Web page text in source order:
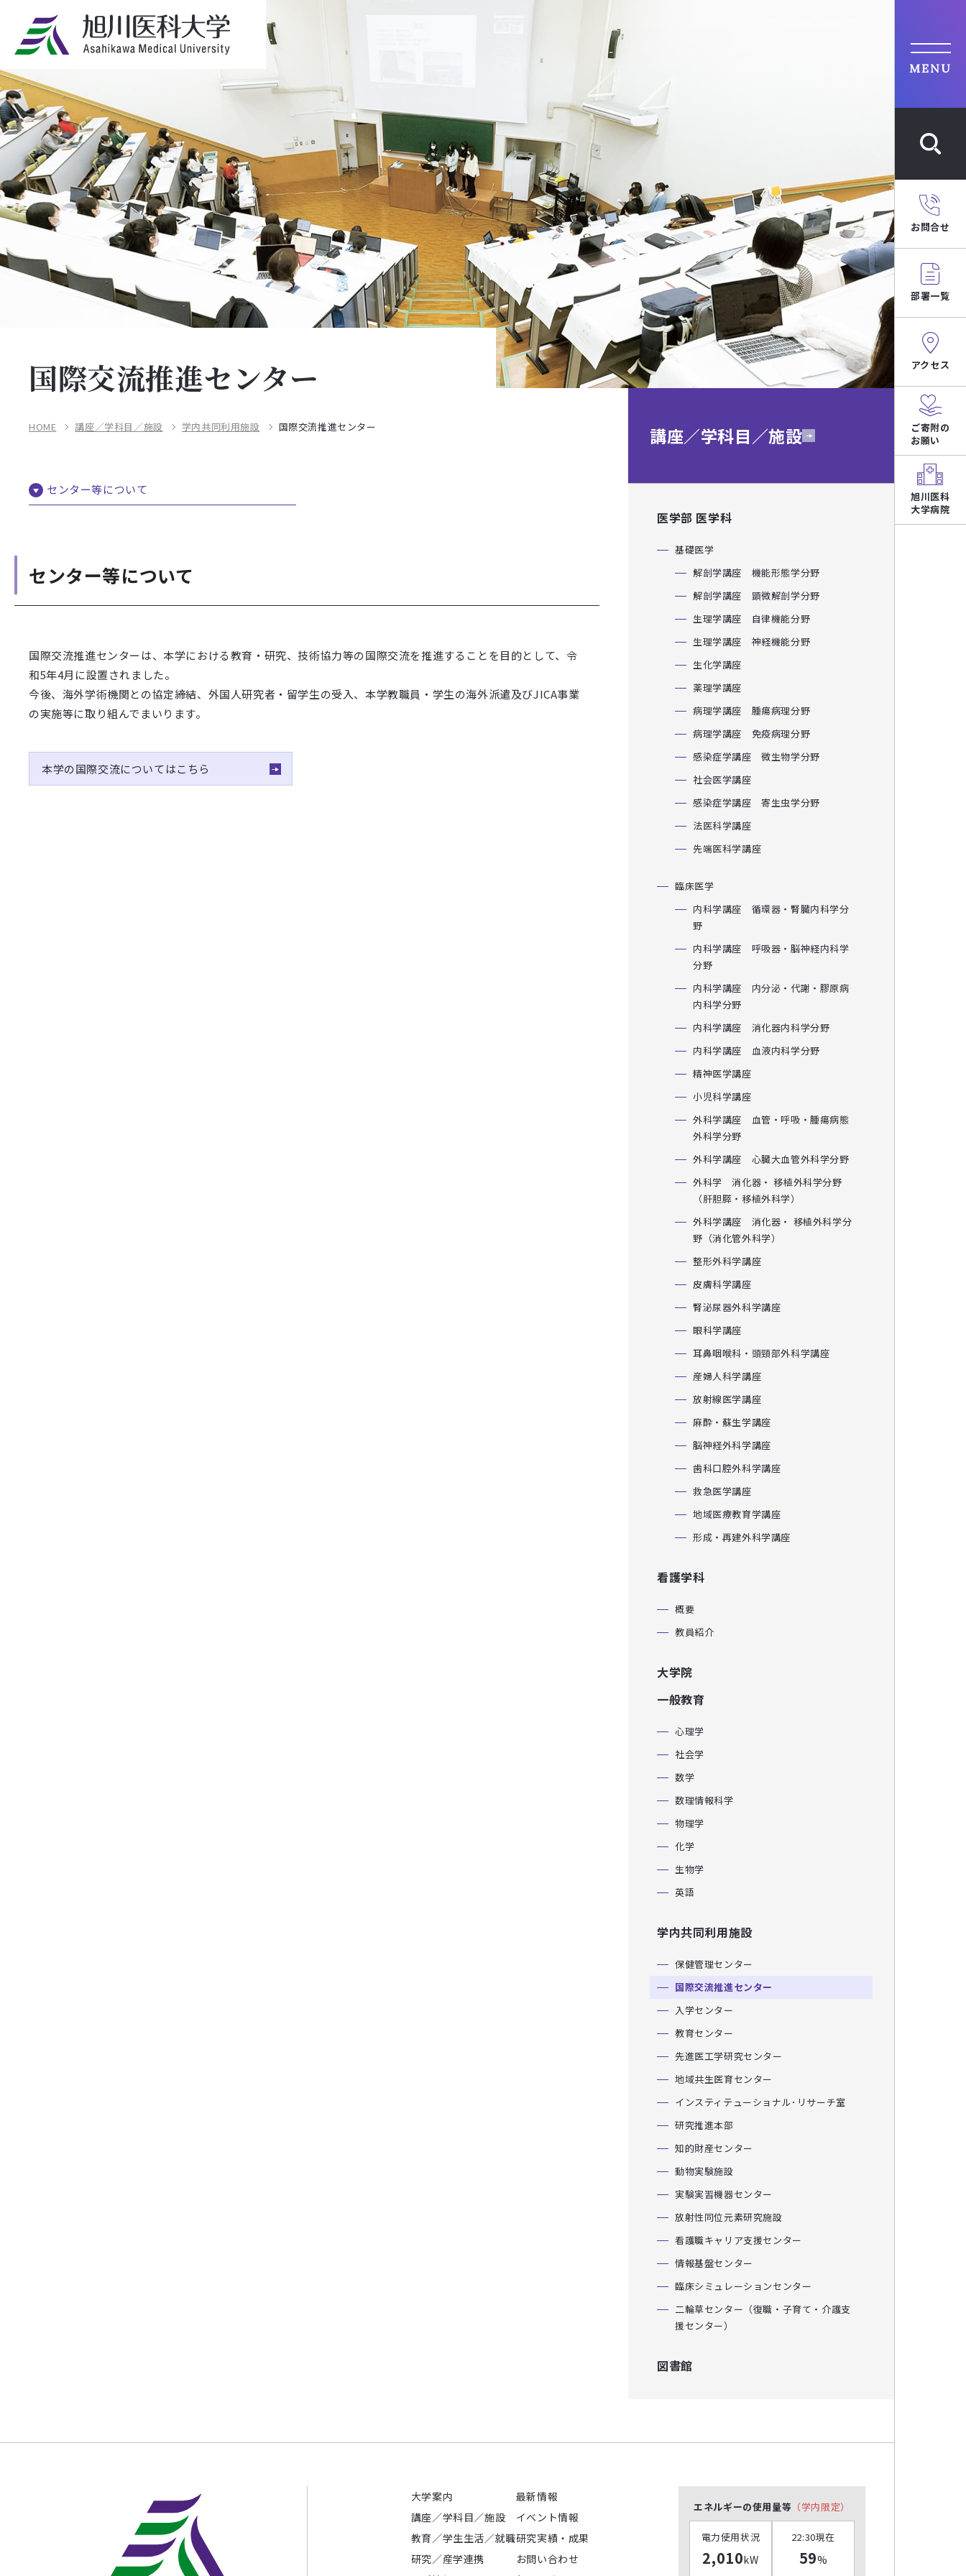
MENU
お問合せ
部署一覧
アクセス
ご寄附の
お願い
旭川医科
大学病院
国際交流推進センター
HOME 講座／学科目／施設 学内共同利用施設 国際交流推進センター
センター等について
センター等について
国際交流推進センターは、本学における教育・研究、技術協力等の国際交流を推進することを目的として、令
和5年4月に設置されました。
今後、海外学術機関との協定締結、外国人研究者・留学生の受入、本学教職員・学生の海外派遣及びJICA事業
の実施等に取り組んでまいります。
本学の国際交流についてはこちら
講座／学科目／施設
医学部 医学科
基礎医学
解剖学講座 機能形態学分野
解剖学講座 顕微解剖学分野
生理学講座 自律機能分野
生理学講座 神経機能分野
生化学講座
薬理学講座
病理学講座 腫瘍病理分野
病理学講座 免疫病理分野
感染症学講座 微生物学分野
社会医学講座
感染症学講座 寄生虫学分野
法医科学講座
先端医科学講座
臨床医学
内科学講座 循環器・腎臓内科学分
野
内科学講座 呼吸器・脳神経内科学
分野
内科学講座 内分泌・代謝・膠原病
内科学分野
内科学講座 消化器内科学分野
内科学講座 血液内科学分野
精神医学講座
小児科学講座
外科学講座 血管・呼吸・腫瘍病態
外科学分野
外科学講座 心臓大血管外科学分野
外科学 消化器・ 移植外科学分野
（肝胆膵・移植外科学）
外科学講座 消化器・ 移植外科学分
野（消化管外科学）
整形外科学講座
皮膚科学講座
腎泌尿器外科学講座
眼科学講座
耳鼻咽喉科・頭頸部外科学講座
産婦人科学講座
放射線医学講座
麻酔・蘇生学講座
脳神経外科学講座
歯科口腔外科学講座
救急医学講座
地域医療教育学講座
形成・再建外科学講座
看護学科
概要
教員紹介
大学院
一般教育
心理学
社会学
数学
数理情報科学
物理学
化学
生物学
英語
学内共同利用施設
保健管理センター
国際交流推進センター
入学センター
教育センター
先進医工学研究センター
地域共生医育センター
インスティテューショナル･リサーチ室
研究推進本部
知的財産センター
動物実験施設
実験実習機器センター
放射性同位元素研究施設
看護職キャリア支援センター
情報基盤センター
臨床シミュレーションセンター
二輪草センター（復職・子育て・介護支
援センター）
図書館
大学案内
講座／学科目／施設
教育／学生生活／就職
研究／産学連携
最新情報
イベント情報
研究実績・成果
お問い合わせ
エネルギーの使用量等 （学内限定）
電力使用状況
2,010kW
22:30現在
59%